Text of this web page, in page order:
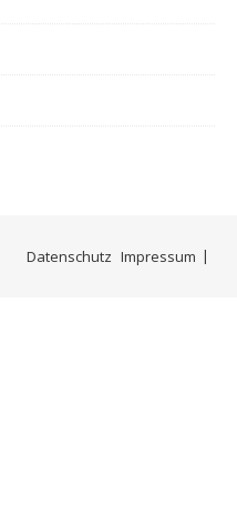
Datenschutz Impressum